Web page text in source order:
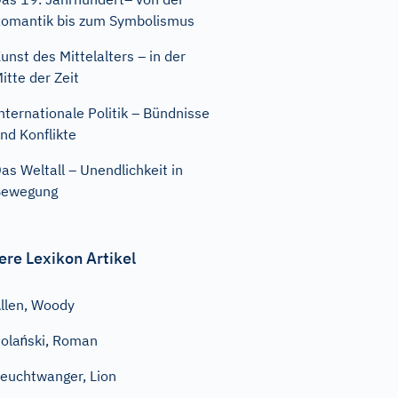
bis zum Symbolismus
des Mittelalters – in der
der Zeit
Politik – Bündnisse
Konflikte
Weltall – Unendlichkeit in
Lexikon Artikel
Woody
Roman
Lion